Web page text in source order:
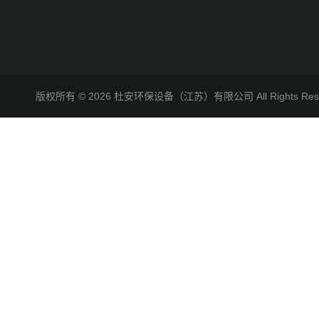
版权所有 © 2026 杜安环保设备（江苏）有限公司 All Rights